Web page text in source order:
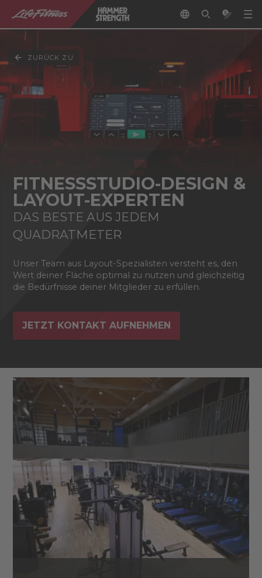
ZURÜCK ZU
FITNESSSTUDIO-DESIGN &
LAYOUT-EXPERTEN
DAS BESTE AUS JEDEM
QUADRATMETER
Unser Team aus Layout-Spezialisten versteht es, den
Wert deiner Fläche optimal zu nutzen und gleichzeitig
die Bedürfnisse deiner Mitglieder zu erfüllen.
JETZT KONTAKT AUFNEHMEN